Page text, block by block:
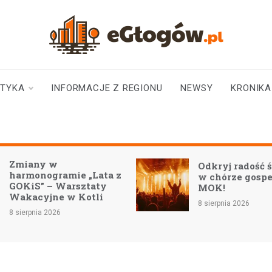
INFORMACJE Z REGIONU NEWSY
„Lata z
Kotli
Odkryj radość śpiewania
w chórze gospel CK
MOK!
8 sierpnia 2026